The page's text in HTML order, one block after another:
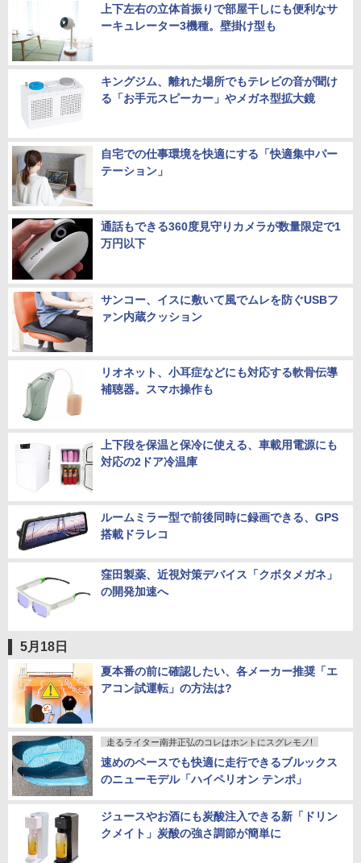
上下左右の立体首振りで部屋干しにも便利なサ
ーキュレーター3機種。壁掛け型も
キングジム、離れた場所でもテレビの音が聞け
る「お手元スピーカー」やメガネ型拡大鏡
自宅での仕事環境を快適にする「快適集中パー
テーション」
通話もできる360度見守りカメラが数量限定で1
万円以下
サンコー、イスに敷いて風でムレを防ぐUSBフ
ァン内蔵クッション
リオネット、小耳症などにも対応する軟骨伝導
補聴器。スマホ操作も
上下段を保温と保冷に使える、車載用電源にも
対応の2ドア冷温庫
ルームミラー型で前後同時に録画できる、GPS
搭載ドラレコ
窪田製薬、近視対策デバイス「クボタメガネ」
の開発加速へ
5月18日
夏本番の前に確認したい、各メーカー推奨「エ
アコン試運転」の方法は?
走るライター南井正弘のコレはホントにスグレモノ!
速めのペースでも快適に走行できるブルックス
のニューモデル「ハイペリオン テンポ」
ジュースやお酒にも炭酸注入できる新「ドリン
クメイト」炭酸の強さ調節が簡単に